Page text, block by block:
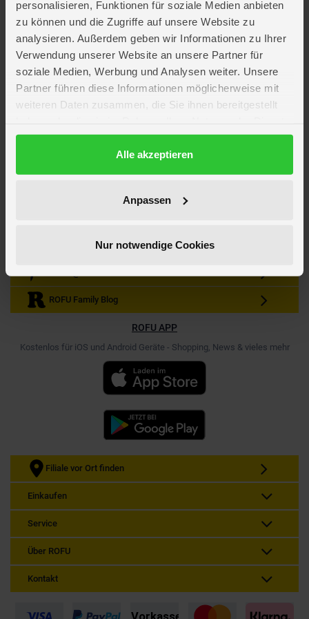
personalisieren, Funktionen für soziale Medien anbieten
zu können und die Zugriffe auf unsere Website zu
analysieren. Außerdem geben wir Informationen zu Ihrer
Verwendung unserer Website an unsere Partner für
soziale Medien, Werbung und Analysen weiter. Unsere
Partner führen diese Informationen möglicherweise mit
weiteren Daten zusammen, die Sie ihnen bereitgestellt
gesammelt haben.
DatenschutzerklärungAlle akzeptieren
Anpassen
Nur notwendige Cookies
Kein Angebot mehr verpassen
Zum Newsletter anmelden & Vorteile sichern
Anmelden
Gutscheine & Gewinnspiele
Neuheiten, Trends & Angebote
Werde unser Fan auf Facebook
ROFU Family Blog
ROFU APP
Kostenlos für iOS und Android Geräte - Shopping, News & vieles mehr
Filiale vor Ort finden
Einkaufen
Service
Über ROFU
Kontakt